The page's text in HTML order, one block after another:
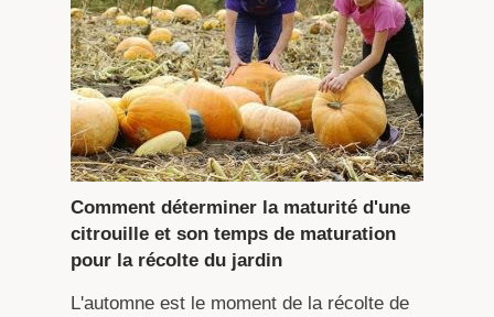
Comment déterminer la maturité d'une
citrouille et son temps de maturation
pour la récolte du jardin
L'automne est le moment de la récolte de